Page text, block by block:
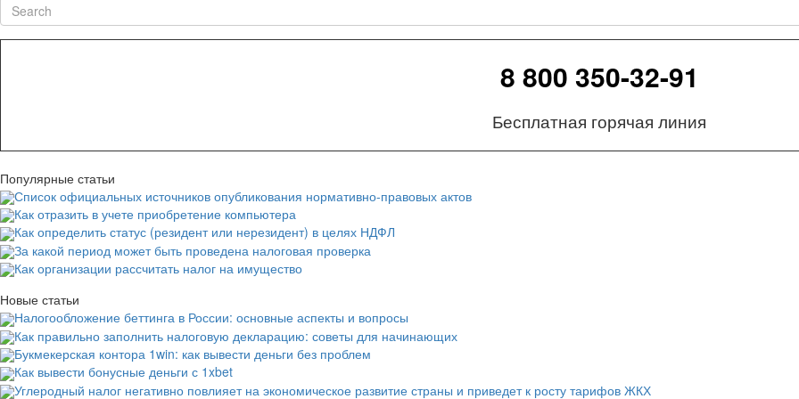
8 800 350-32-91
Бесплатная горячая линия
Популярные статьи
Список официальных источников опубликования нормативно-правовых актов
Как отразить в учете приобретение компьютера
Как определить статус (резидент или нерезидент) в целях НДФЛ
За какой период может быть проведена налоговая проверка
Как организации рассчитать налог на имущество
Новые статьи
Налогообложение беттинга в России: основные аспекты и вопросы
Как правильно заполнить налоговую декларацию: советы для начинающих
Букмекерская контора 1win: как вывести деньги без проблем
Как вывести бонусные деньги с 1xbet
Углеродный налог негативно повлияет на экономическое развитие страны и приведет к росту тарифов ЖКХ